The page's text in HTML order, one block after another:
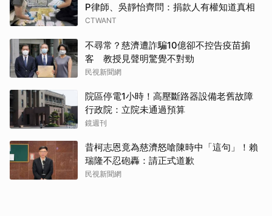
P律師、吳靜怡齊問：捐款人有權知道真相
CTWANT
不尋常？慈濟遭詐騙10億卻不控告疫苗掮
客 教授見聲明驚覺不對勁
民視新聞網
院區停電1小時！高壓斷路器設備老舊故障
行政院：立院未通過預算
鏡週刊
昔柯志恩竟為慈濟怒嗆陳時中「這句」！賴
瑞隆不忍砲轟：請正式道歉
民視新聞網